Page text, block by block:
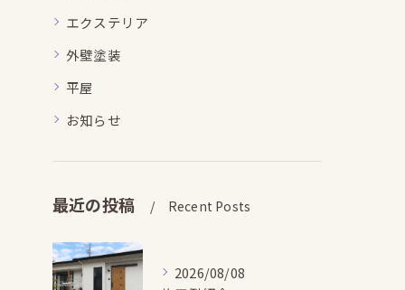
エクステリア
外壁塗装
平屋
お知らせ
最近の投稿 Recent Posts
2026/08/08